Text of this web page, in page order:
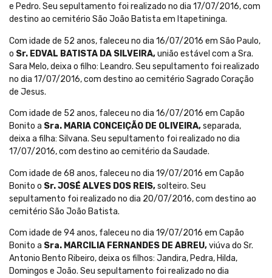
e Pedro. Seu sepultamento foi realizado no dia 17/07/2016, com
destino ao cemitério São João Batista em Itapetininga.
Com idade de 52 anos, faleceu no dia 16/07/2016 em São Paulo,
o Sr. EDVAL BATISTA DA SILVEIRA,união estável com a Sra.
Sara Melo, deixa o filho: Leandro. Seu sepultamento foi realizado
no dia 17/07/2016, com destino ao cemitério Sagrado Coração
de Jesus.
Com idade de 52 anos, faleceu no dia 16/07/2016 em Capão
Bonito a Sra. MARIA CONCEIÇÃO DE OLIVEIRA,separada,
deixa a filha: Silvana. Seu sepultamento foi realizado no dia
17/07/2016, com destino ao cemitério da Saudade.
Com idade de 68 anos, faleceu no dia 19/07/2016 em Capão
Bonito o Sr. JOSÉ ALVES DOS REIS,solteiro. Seu
sepultamento foi realizado no dia 20/07/2016, com destino ao
cemitério São João Batista.
Com idade de 94 anos, faleceu no dia 19/07/2016 em Capão
Bonito a Sra. MARCILIA FERNANDES DE ABREU,viúva do Sr.
Antonio Bento Ribeiro, deixa os filhos: Jandira, Pedra, Hilda,
Domingos e João. Seu sepultamento foi realizado no dia